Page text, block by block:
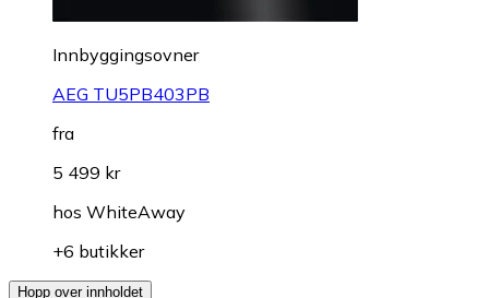
Innbyggingsovner
AEG TU5PB403PB
fra
5 499 kr
hos WhiteAway
+6 butikker
Hopp over innholdet